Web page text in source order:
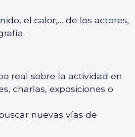
el calor,… de los actores,
real sobre la actividad en
charlas, exposiciones o
nuevas vías de